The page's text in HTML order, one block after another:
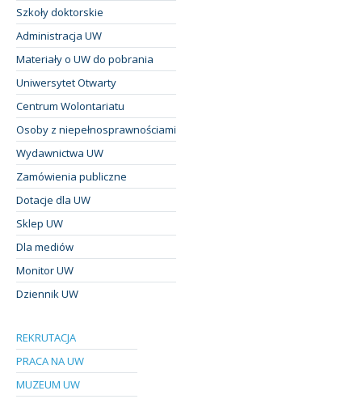
Szkoły doktorskie
Administracja UW
Materiały o UW do pobrania
Uniwersytet Otwarty
Centrum Wolontariatu
Osoby z niepełnosprawnościami
Wydawnictwa UW
Zamówienia publiczne
Dotacje dla UW
Sklep UW
Dla mediów
Monitor UW
Dziennik UW
REKRUTACJA
PRACA NA UW
MUZEUM UW